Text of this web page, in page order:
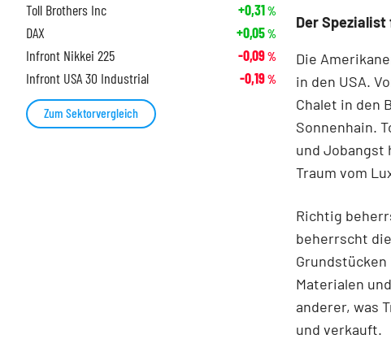
Der
Die
in den USA.
Chalet in den
Sonnenhain.
und Jobangst
Traum vom
Richtig
beherrscht
Materialen
anderer, was
und verkauft.
Toll Brothers Inc
+0,31%
DAX +0,05%
Infront Nikkei 225 -0,09%
Infront USA 30 Industrial -0,19%
Zum Sektorvergleich